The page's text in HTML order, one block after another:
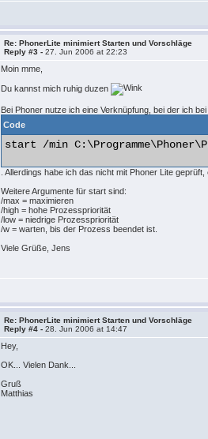
Re: PhonerLite minimiert Starten und Vorschläge
Reply #3 -27. Jun 2006 at 22:23
Moin mme,
Du kannst mich ruhig duzen
Bei Phoner nutze ich eine Verknüpfung, bei der ich
Code
start /min
. Allerdings habe ich das nicht mit Phoner Lite
Weitere Argumente für start sind:
/max = maximieren
/high = hohe Prozesspriorität
/low = niedrige Prozesspriorität
/w = warten, bis der Prozess beendet ist.
Viele Grüße, Jens
Re: PhonerLite minimiert Starten und Vorschläge
Reply #4 -28. Jun 2006 at 14:47
Hey,
OK... Vielen Dank...
Gruß
Matthias